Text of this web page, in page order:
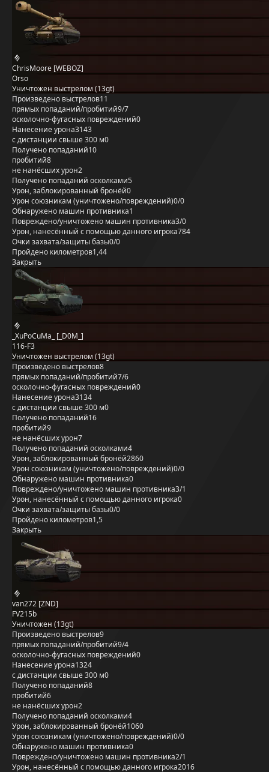
ChrisMoore [WEBOZ]
Orso
Уничтожен выстрелом (13gt)
Произведено выстрелов11
прямых попаданий/пробитий9/7
осколочно-фугасных повреждений0
Нанесение урона3143
с дистанции свыше 300 м0
Получено попаданий10
пробитий8
не нанёсших урон2
Получено попаданий осколками5
Урон, заблокированный бронёй0
Урон союзникам (уничтожено/повреждений)0/0
Обнаружено машин противника1
Повреждено/уничтожено машин противника3/0
Урон, нанесённый с помощью данного игрока784
Очки захвата/защиты базы0/0
Пройдено километров1,44
Закрыть
_XuPoCuMa_ [_D0M_]
116-F3
Уничтожен выстрелом (13gt)
Произведено выстрелов8
прямых попаданий/пробитий7/6
осколочно-фугасных повреждений0
Нанесение урона3134
с дистанции свыше 300 м0
Получено попаданий16
пробитий9
не нанёсших урон7
Получено попаданий осколками4
Урон, заблокированный бронёй2860
Урон союзникам (уничтожено/повреждений)0/0
Обнаружено машин противника0
Повреждено/уничтожено машин противника3/1
Урон, нанесённый с помощью данного игрока0
Очки захвата/защиты базы0/0
Пройдено километров1,5
Закрыть
van272 [ZND]
FV215b
Уничтожен (13gt)
Произведено выстрелов9
прямых попаданий/пробитий9/4
осколочно-фугасных повреждений0
Нанесение урона1324
с дистанции свыше 300 м0
Получено попаданий8
пробитий6
не нанёсших урон2
Получено попаданий осколками4
Урон, заблокированный бронёй1060
Урон союзникам (уничтожено/повреждений)0/0
Обнаружено машин противника0
Повреждено/уничтожено машин противника2/1
Урон, нанесённый с помощью данного игрока2016